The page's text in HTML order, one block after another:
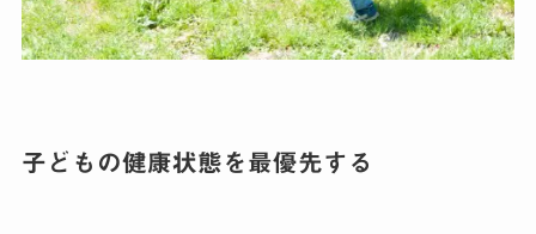
子どもの健康状態を最優先する